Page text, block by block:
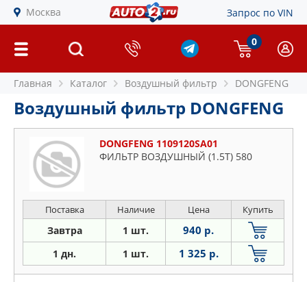
Москва Запрос по VIN
0
Главная Каталог Воздушный фильтр DONGFENG
Воздушный фильтр DONGFENG
DONGFENG 1109120SA01
ФИЛЬТР ВОЗДУШНЫЙ (1.5Т) 580
Поставка Наличие Цена Купить
Завтра 1 шт. 940 р.
1 дн. 1 шт. 1 325 р.